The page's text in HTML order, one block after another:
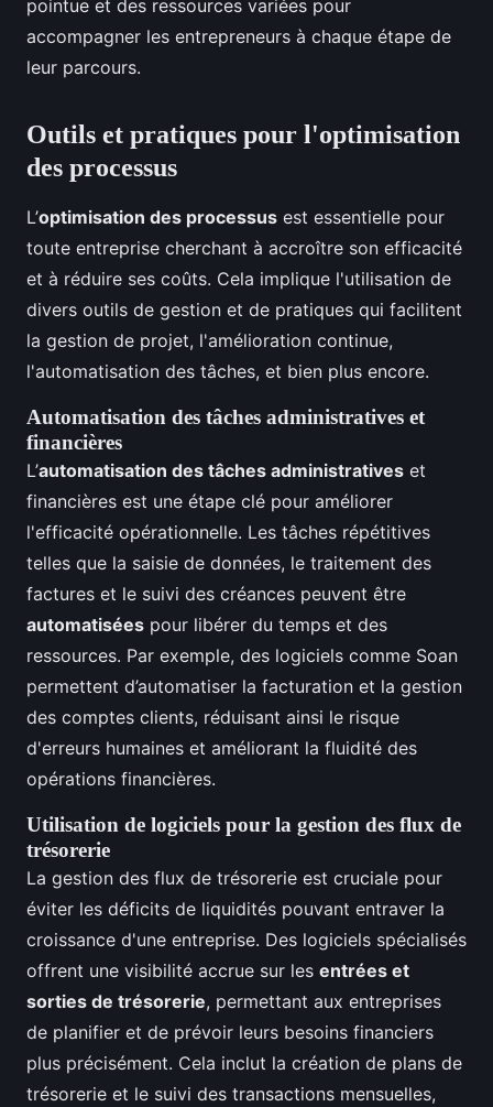
pointue et des ressources variées pour
accompagner les entrepreneurs à chaque étape de
leur parcours.
Outils et pratiques pour l'optimisation
des processus
L’optimisation des processus est essentielle pour
toute entreprise cherchant à accroître son efficacité
et à réduire ses coûts. Cela implique l'utilisation de
divers outils de gestion et de pratiques qui facilitent
la gestion de projet, l'amélioration continue,
l'automatisation des tâches, et bien plus encore.
Automatisation des tâches administratives et
financières
L’automatisation des tâches administratives et
financières est une étape clé pour améliorer
l'efficacité opérationnelle. Les tâches répétitives
telles que la saisie de données, le traitement des
factures et le suivi des créances peuvent être
automatisées pour libérer du temps et des
ressources. Par exemple, des logiciels comme Soan
permettent d’automatiser la facturation et la gestion
des comptes clients, réduisant ainsi le risque
d'erreurs humaines et améliorant la fluidité des
opérations financières.
Utilisation de logiciels pour la gestion des flux de
trésorerie
La gestion des flux de trésorerie est cruciale pour
éviter les déficits de liquidités pouvant entraver la
croissance d'une entreprise. Des logiciels spécialisés
offrent une visibilité accrue sur les entrées et
sorties de trésorerie, permettant aux entreprises
de planifier et de prévoir leurs besoins financiers
plus précisément. Cela inclut la création de plans de
trésorerie et le suivi des transactions mensuelles,